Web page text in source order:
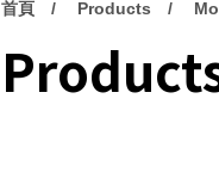
首頁 Products